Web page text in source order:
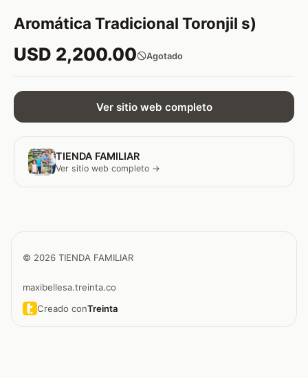
Aromática Tradicional Toronjil s)
USD 2,200.00 Agotado
Ver sitio web completo
TIENDA FAMILIAR
Ver sitio web completo →
© 2026 TIENDA FAMILIAR
maxibellesa.treinta.co
Creado conTreinta